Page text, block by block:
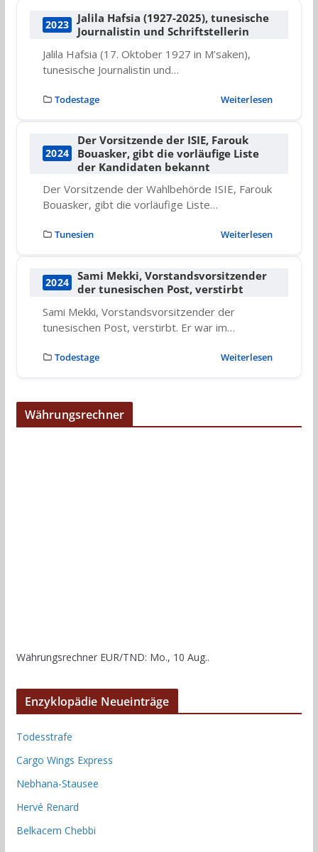
2023
Jalila Hafsia (1927-2025), tunesische
Journalistin und Schriftstellerin
Jalila Hafsia (17. Oktober 1927 in M’saken),
tunesische Journalistin und…
Todestage Weiterlesen
2024
Der Vorsitzende der ISIE, Farouk
Bouasker, gibt die vorläufige Liste
der Kandidaten bekannt
Der Vorsitzende der Wahlbehörde ISIE, Farouk
Bouasker, gibt die vorläufige Liste…
Tunesien Weiterlesen
2024
Sami Mekki, Vorstandsvorsitzender
der tunesischen Post, verstirbt
Sami Mekki, Vorstandsvorsitzender der
tunesischen Post, verstirbt. Er war im…
Todestage Weiterlesen
Währungsrechner
Währungsrechner EUR/TND: Mo., 10 Aug..
Enzyklopädie Neueinträge
Todesstrafe
Cargo Wings Express
Nebhana-Stausee
Hervé Renard
Belkacem Chebbi